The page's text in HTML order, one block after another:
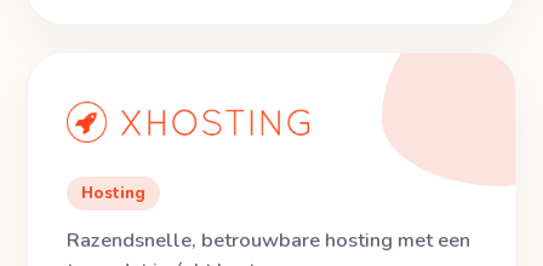
Hosting
Razendsnelle, betrouwbare hosting met een